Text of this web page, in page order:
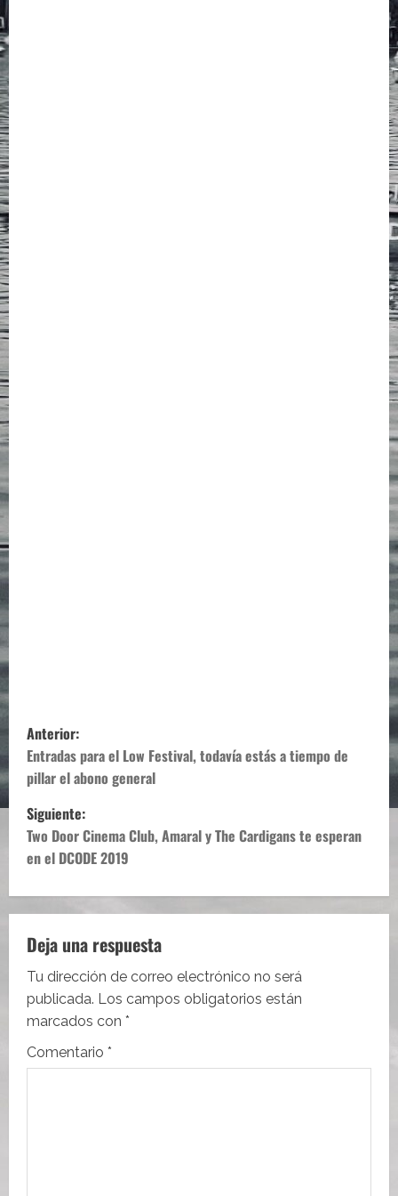
N
a
v
e
g
a
c
i
ó
n
Anterior:
Entradas para el Low Festival, todavía estás a tiempo de
pillar el abono general
Siguiente:
Two Door Cinema Club, Amaral y The Cardigans te esperan
en el DCODE 2019
Deja una respuesta
Tu dirección de correo electrónico no será
publicada. Los campos obligatorios están
marcados con *
Comentario *